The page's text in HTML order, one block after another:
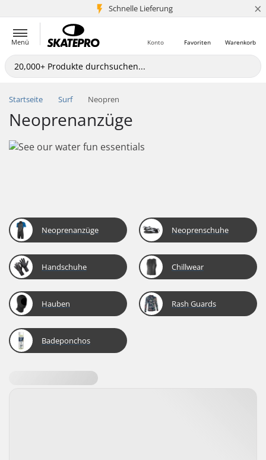
Schnelle Lieferung
5+ Mio. Kunden ×
Menü Warenkorb
Favoriten
Konto
Startseite Surf Neopren
Neoprenanzüge
Neoprenanzüge Neoprenschuhe
Handschuhe Chillwear
Hauben Rash Guards
Badeponchos